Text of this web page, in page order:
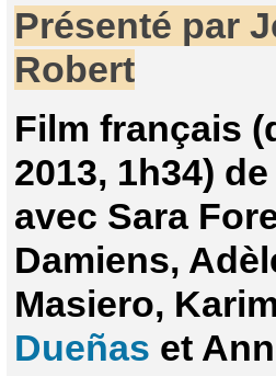
Présenté par
Robert
Film français
2013, 1h34)
avec Sara
Damiens,
Masiero,
Dueñas et